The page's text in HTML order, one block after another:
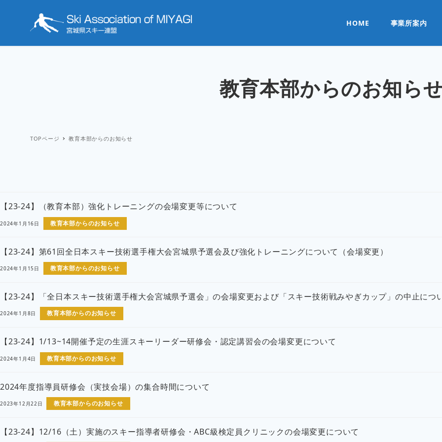
HOME 事業所案内
教育本部からのお知ら
TOPページ 教育本部からのお知らせ
【23-24】（教育本部）強化トレーニングの会場変更等について
2024年1月16日 教育本部からのお知らせ
【23-24】第61回全日本スキー技術選手権大会宮城県予選会及び強化トレーニングについて（会場変更）
2024年1月15日 教育本部からのお知らせ
【23-24】「全日本スキー技術選手権大会宮城県予選会」の会場変更および「スキー技術戦みやぎカップ」の中止につ
2024年1月8日 教育本部からのお知らせ
【23-24】1/13~14開催予定の生涯スキーリーダー研修会・認定講習会の会場変更について
2024年1月4日 教育本部からのお知らせ
2024年度指導員研修会（実技会場）の集合時間について
2023年12月22日 教育本部からのお知らせ
【23-24】12/16（土）実施のスキー指導者研修会・ABC級検定員クリニックの会場変更について